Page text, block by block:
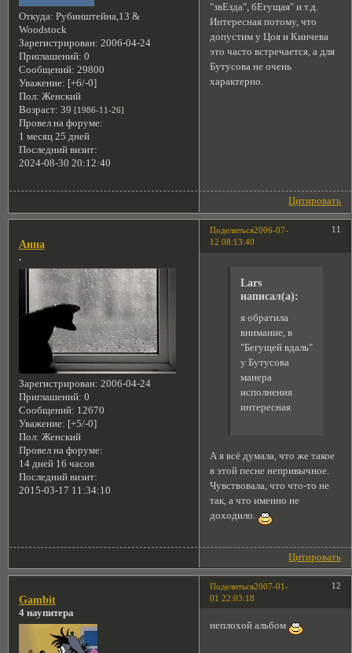
Откуда: Рубинштейна,13 &
Woodstock
Зарегистрирован: 2006-04-24
Приглашений: 0
Сообщений: 29800
Уважение: [+6/-0]
Пол: Женский
Возраст: 39 [1986-11-26]
Провел на форуме:
1 месяц 25 дней
Последний визит:
2024-08-30 20:12:40
"звЕзда", бЕгущая" и т.д.
Интересная потому, что
допустим у Цоя и Кинчева
это часто встречается, а для
Бутусова не очень
характерно.
Цитировать
Поделиться 11
2006-07-
12 08:13:40
Анна
.
Зарегистрирован: 2006-04-24
Приглашений: 0
Сообщений: 12670
Уважение: [+5/-0]
Пол: Женский
Провел на форуме:
14 дней 16 часов
Последний визит:
2015-03-17 11:34:10
Lars
написал(а):
я обратила
внимание, в
"Бегущей вдаль"
у Бутусова
манера
исполнения
интересная
А я всё думала, что же такое
в этой песне непривычное.
Чувствовала, что что-то не
так, а что именно не
доходило.
Цитировать
Поделиться 12
2007-01-
01 22:03:18
Gambit
4 наупитера
неплохой альбом